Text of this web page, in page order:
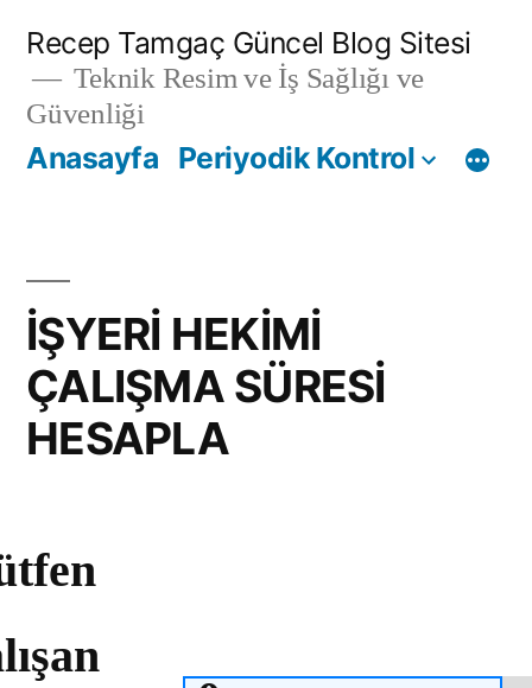
Recep Tamgaç Güncel Blog Sitesi
Teknik Resim ve İş Sağlığı ve
Güvenliği
Anasayfa Periyodik Kontrol
İŞYERİ HEKİMİ
ÇALIŞMA SÜRESİ
HESAPLA